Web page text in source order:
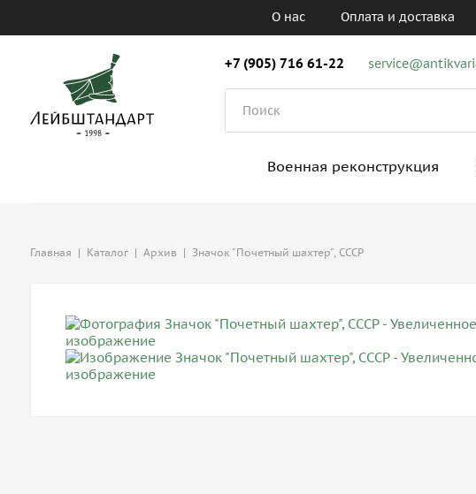
О нас Оплата и доставка
+7 (905) 716 61-22
Военная реконструкция
Главная | Каталог | Архив | Значок "Почетный шахтер", СССР